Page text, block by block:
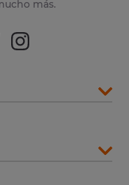
más.